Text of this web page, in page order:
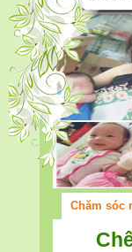
Chăm sóc